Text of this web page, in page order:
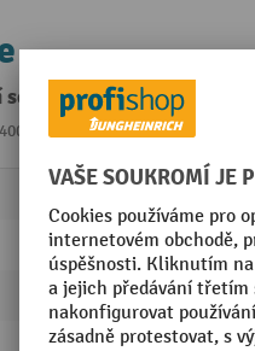
KRAUSE®, 2
Z kategorie:
uspokojivě
DIN EN 12532
kluzné ložisko